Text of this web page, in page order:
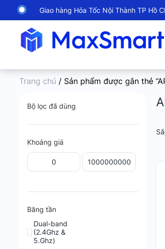
Giao hàng Hỏa Tốc Nội Thành TP Hồ
Trang chủ / Sản phẩm được gắn thẻ
Bộ lọc đã dùng
Khoảng giá
Băng tần
Dual-band
(2.4Ghz &
5.Ghz)